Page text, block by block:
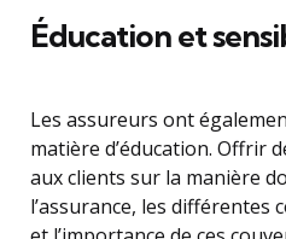
Éducation et
Les assureurs ont
matière d’éducation. Offrir
aux clients sur la manière
l’assurance, les différentes